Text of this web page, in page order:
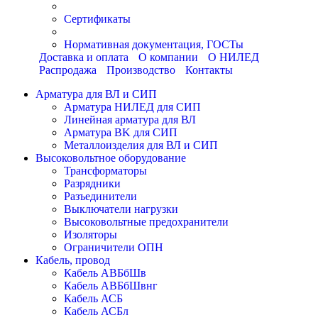
Сертификаты
Нормативная документация, ГОСТы
Доставка и оплата
О компании
О НИЛЕД
Распродажа
Производство
Контакты
Арматура для ВЛ и СИП
Арматура НИЛЕД для СИП
Линейная арматура для ВЛ
Арматура BK для СИП
Металлоизделия для ВЛ и СИП
Высоковольтное оборудование
Трансформаторы
Разрядники
Разъединители
Выключатели нагрузки
Высоковольтные предохранители
Изоляторы
Ограничители ОПН
Кабель, провод
Кабель АВБбШв
Кабель АВБбШвнг
Кабель АСБ
Кабель АСБл